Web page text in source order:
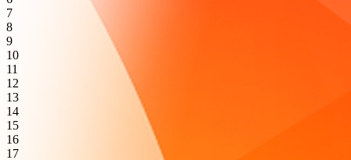
7
8
9
10
11
12
13
14
15
16
17